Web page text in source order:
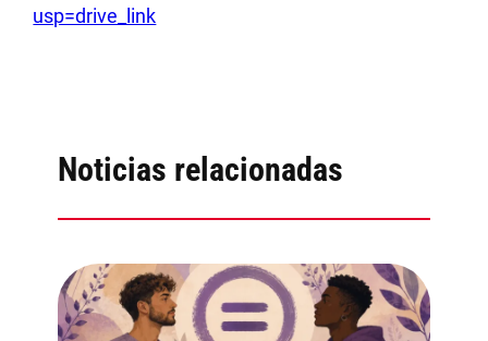
usp=drive_link
Noticias relacionadas